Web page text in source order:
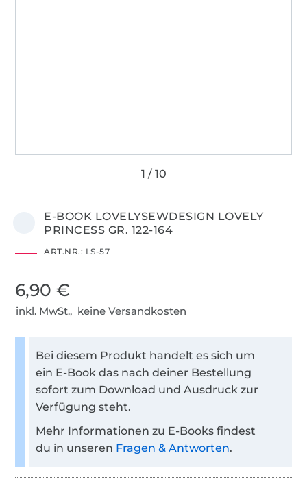
E-BOOK LOVELYSEWDESIGN LOVELY
PRINCESS GR. 122-164
ART.NR.: LS-57
6,90 €
inkl. MwSt., keine Versandkosten
Bei diesem Produkt handelt es sich um
ein E-Book das nach deiner Bestellung
sofort zum Download und Ausdruck zur
Verfügung steht.
Mehr Informationen zu E-Books findest
du in unseren Fragen & Antworten.